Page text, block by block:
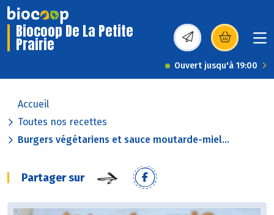
Biocoop De La Petite
Prairie (s’ouvre dans une
Ouvert jusqu'à 19:00
Accueil
Toutes nos recettes
Burgers végétariens et sauce moutarde-miel...
Partager sur